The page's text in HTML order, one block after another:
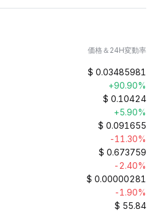
価格＆24H変動率
$ 0.03485981
+90.90%
$ 0.10424
+5.90%
$ 0.091655
-11.30%
$ 0.673759
-2.40%
$ 0.00000281
-1.90%
$ 55.84